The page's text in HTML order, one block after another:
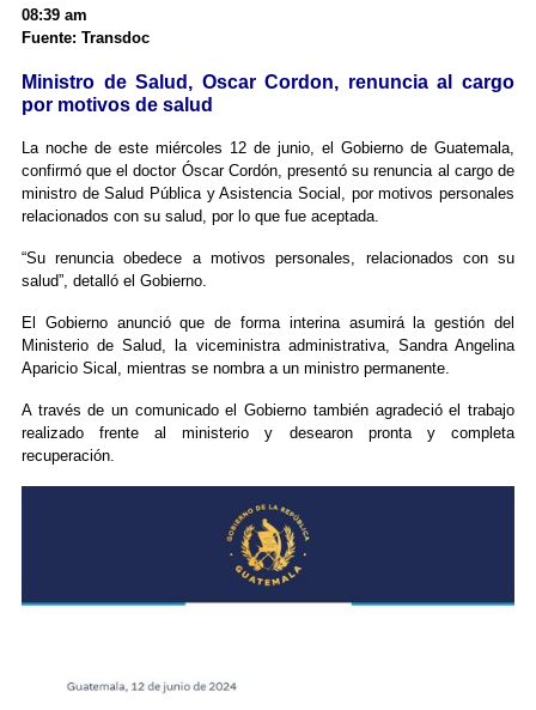
08:39 am
Fuente: Transdoc
Ministro de Salud, Oscar Cordon, renuncia al cargo
por motivos de salud
La noche de este miércoles 12 de junio, el Gobierno de Guatemala,
confirmó que el doctor Óscar Cordón, presentó su renuncia al cargo de
ministro de Salud Pública y Asistencia Social, por motivos personales
relacionados con su salud, por lo que fue aceptada.
“Su renuncia obedece a motivos personales, relacionados con su
salud”, detalló el Gobierno.
El Gobierno anunció que de forma interina asumirá la gestión del
Ministerio de Salud, la viceministra administrativa, Sandra Angelina
Aparicio Sical, mientras se nombra a un ministro permanente.
A través de un comunicado el Gobierno también agradeció el trabajo
realizado frente al ministerio y desearon pronta y completa
recuperación.